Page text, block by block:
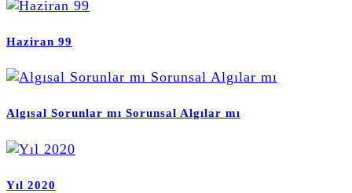
Haziran 99
Algısal Sorunlar mı Sorunsal Algılar mı
Yıl 2020